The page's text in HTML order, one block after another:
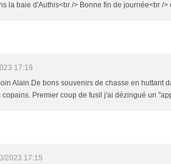
la baie d'Authis<br /> Bonne fin de journée<br />
17:19
Alain.De bons souvenirs de chasse en huttant
copains. Premier coup de fusil j'ai dézingué un
2023 17:15